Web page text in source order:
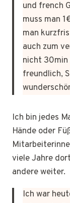
und french
muss man
man
auch zum
nicht 30min
freundlich,
Ich bin jedes
Hände oder
viele Jahre
andere weiter.
Ich war